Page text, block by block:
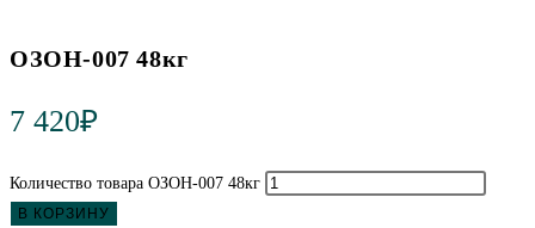
ОЗОН-007 48кг
7 420₽
Количество товара ОЗОН-007 48кг
В КОРЗИНУ